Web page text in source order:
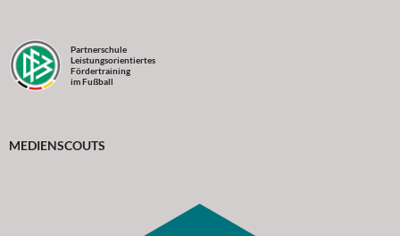
Partnerschule
Leistungsorientiertes
Fördertraining
im Fußball
MEDIENSCOUTS